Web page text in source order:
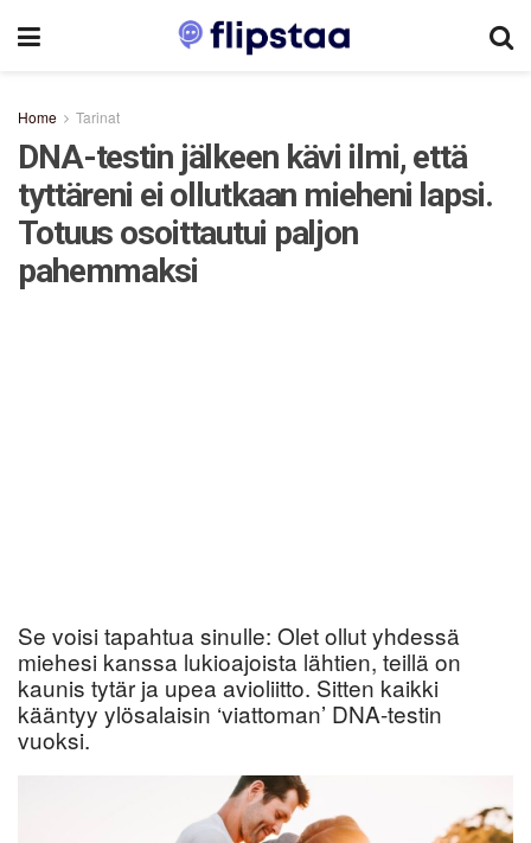
Home Tarinat
DNA-testin jälkeen kävi ilmi, että
tyttäreni ei ollutkaan mieheni lapsi.
Totuus osoittautui paljon
pahemmaksi
Se voisi tapahtua sinulle: Olet ollut yhdessä
miehesi kanssa lukioajoista lähtien, teillä on
kaunis tytär ja upea avioliitto. Sitten kaikki
kääntyy ylösalaisin ‘viattoman’ DNA-testin
vuoksi.